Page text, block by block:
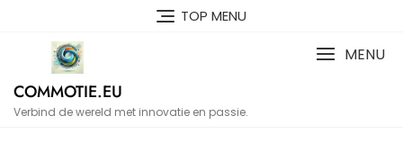
TOP MENU
COMMOTIE.EU
Verbind de wereld met innovatie en passie.
MENU